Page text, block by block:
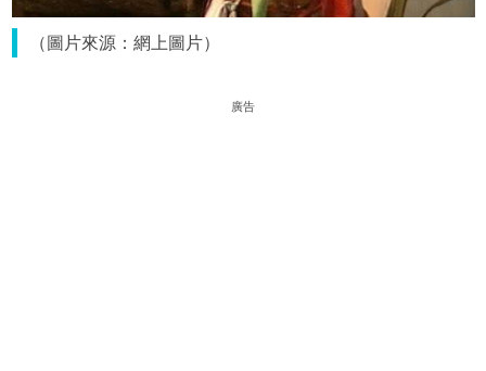
（圖片來源：網上圖片）
廣告